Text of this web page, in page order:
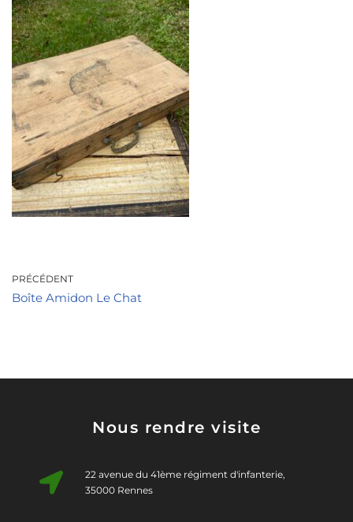
PRÉCÉDENT
Boîte Amidon Le Chat
Nous rendre visite
22 avenue du 41ème régiment d'infanterie,
35000 Rennes